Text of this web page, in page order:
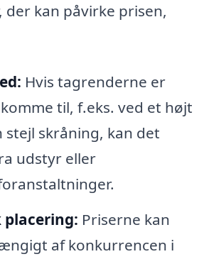
kan påvirke prisen,
Hvis tagrenderne er
til, f.eks. ved et højt
stejl skråning, kan det
udstyr eller
placering: Priserne kan
af konkurrencen i